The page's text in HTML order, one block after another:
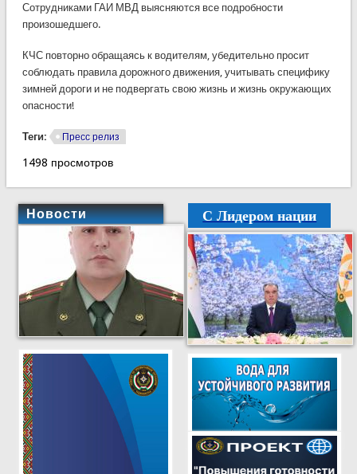
Сотрудниками ГАИ МВД выясняются все подробности
произошедшего.
КЧС повторно обращаясь к водителям, убедительно просит
соблюдать правила дорожного движения, учитывать специфику
зимней дороги и не подвергать свою жизнь и жизнь окружающих
опасности!
Теги: Пресс релиз
1498 просмотров
Новости С Лидером нации